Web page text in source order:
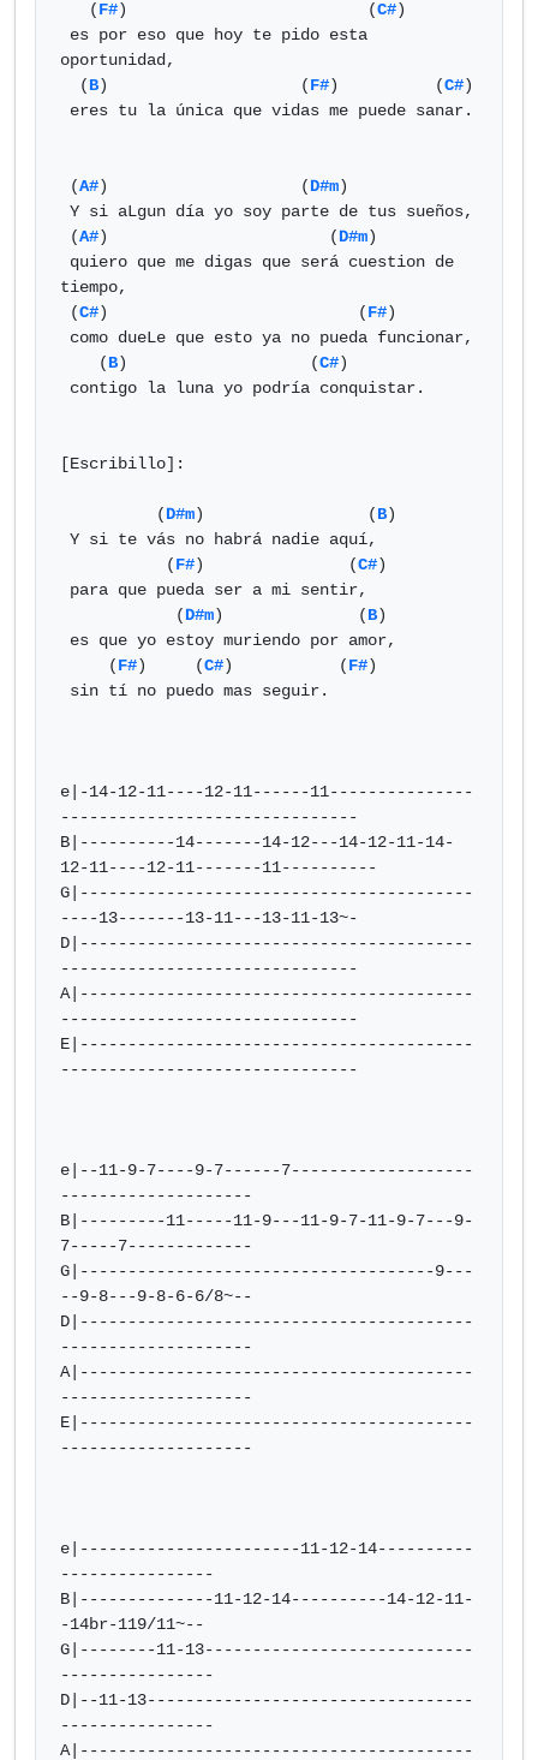
   (
F#)                         (C#)
oportunidad,
  (
B)                    (F#)          (C#)
(A#)                    (D#m)
(A#)                       (D#m)
tiempo,
(C#)                          (F#)
    (
B)                   (C#)
[Escribillo]:
          (
D#m)                 (B)
           (
F#)               (C#)
            (
D#m)              (B)
     (
F#)     (C#)           (F#)
e|-14-12-11----12-11------11---------------
-------------------------------
B|----------14-------14-12---14-12-11-14-
12-11----12-11-------11----------
G|-----------------------------------------
----13-------13-11---13-11-13~-
D|-----------------------------------------
-------------------------------
A|-----------------------------------------
-------------------------------
E|-----------------------------------------
-------------------------------
e|--11-9-7----9-7------7-------------------
--------------------
B|---------11-----11-9---11-9-7-11-9-7---9-
7-----7-------------
G|-------------------------------------9---
--9-8---9-8-6-6/8~--
D|-----------------------------------------
--------------------
A|-----------------------------------------
--------------------
E|-----------------------------------------
--------------------
e|-----------------------11-12-14----------
----------------
B|--------------11-12-14----------14-12-11-
-14br-119/11~--
G|--------11-13----------------------------
----------------
D|--11-13----------------------------------
----------------
A|-----------------------------------------